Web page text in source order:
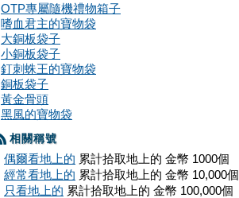
OTP專屬隨機禮物箱子
嗜血君主的寶物袋
大銅板袋子
小銅板袋子
釘刺蛛王的寶物袋
銅板袋子
黃金骨頭
黑風的寶物袋
相關稱號
偶爾看地上的 累計拾取地上的 金幣 1000個
經常看地上的 累計拾取地上的 金幣 10,000個
只看地上的 累計拾取地上的 金幣 100,000個